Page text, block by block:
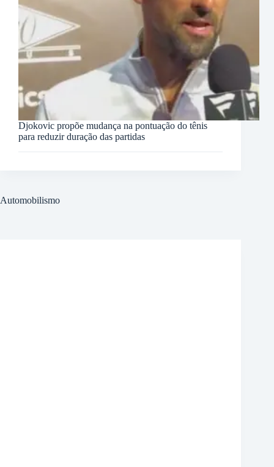
Djokovic propõe mudança na pontuação do tênis
para reduzir duração das partidas
Automobilismo